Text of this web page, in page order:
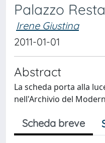
Palazzo
Irene Giustina
2011-01-01
Abstract
La scheda porta alla
nell'Archivio del
Scheda breve